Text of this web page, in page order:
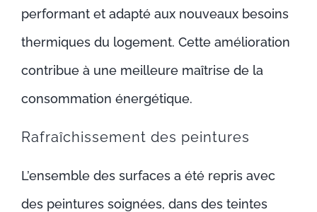
performant et adapté aux nouveaux besoins
thermiques du logement. Cette amélioration
contribue à une meilleure maîtrise de la
consommation énergétique.
Rafraîchissement des peintures
L’ensemble des surfaces a été repris avec
des peintures soignées, dans des teintes